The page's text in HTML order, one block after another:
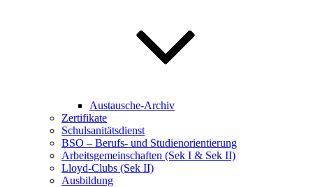
Austausche-Archiv
Zertifikate
Schulsanitätsdienst
BSO – Berufs- und Studienorientierung
Arbeitsgemeinschaften (Sek I & Sek II)
Lloyd-Clubs (Sek II)
Ausbildung